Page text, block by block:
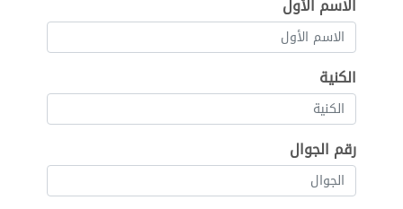
الاسم الأول
الكنية
رقم الجوال